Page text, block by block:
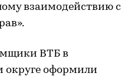
взаимодействию с
ВТБ в
округе оформили